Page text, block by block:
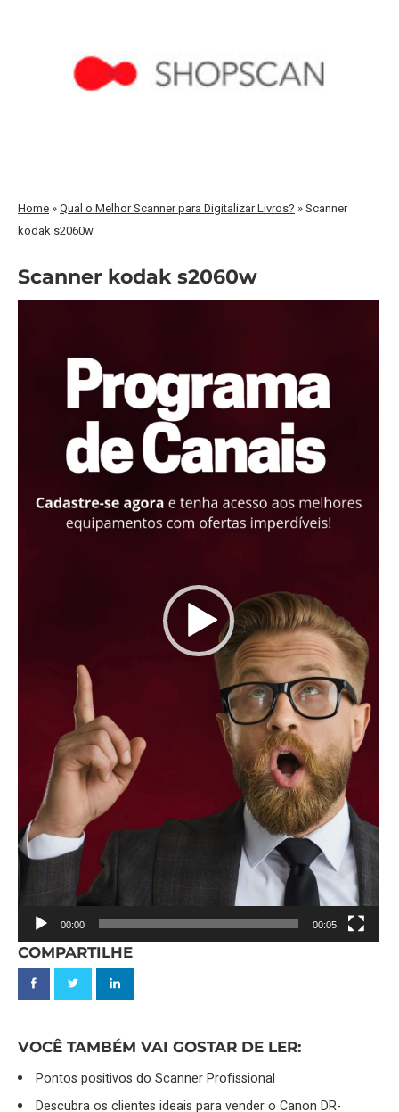
Home »Qual o Melhor Scanner para Digitalizar Livros? »Scanner
kodak s2060w
Scanner kodak s2060w
00:00 00:05
COMPARTILHE
VOCÊ TAMBÉM VAI GOSTAR DE LER:
Pontos positivos do Scanner Profissional
Descubra os clientes ideais para vender o Canon DR-